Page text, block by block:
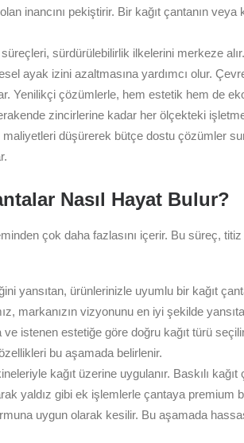
inancını pekiştirir. Bir kağıt çantanın
sürdürülebilirlik ilkelerini merkeze
ayak izini azaltmasına yardımcı olur.
Yenilikçi çözümlerle, hem estetik hem de
zincirlerine kadar her ölçekteki
düşürerek bütçe dostu çözümler
Nasıl Hayat Bulur?
çok daha fazlasını içerir. Bu süreç,
yansıtan, ürünlerinizle uyumlu bir kağıt
markanızın vizyonunu en iyi şekilde
ve istenen estetiğe göre doğru kağıt türü
bu aşamada belirlenir.
kağıt üzerine uygulanır. Baskılı
yaldız gibi ek işlemlerle çantaya premium
uygun olarak kesilir. Bu aşamada